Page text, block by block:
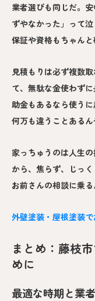
業者選びも同じだ。
ずやなかった」って
保証や資格もちゃんと
見積もりは必ず複数
て、無駄な金使わず
助金もあるなら使う
何万も違うことあるん
家っちゅうのは人生
から、焦らず、じっ
お前さんの相談に乗
外壁塗装・屋根塗装
まとめ：藤枝
めに
最適な時期と業